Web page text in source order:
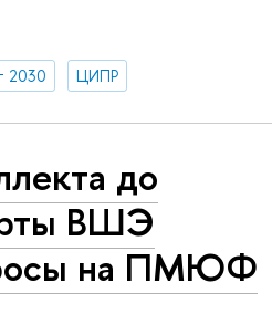
2030 ЦИПР
до
ВШЭ
на ПМЮФ